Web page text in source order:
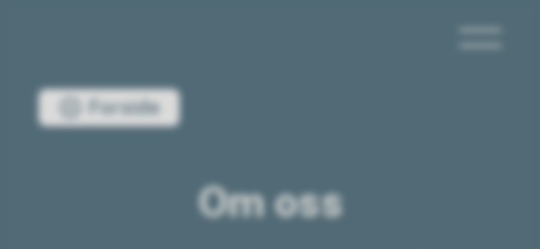
Du er her:Forside
Om oss